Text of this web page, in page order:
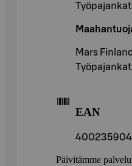
Mars
EAN
Päivitämme